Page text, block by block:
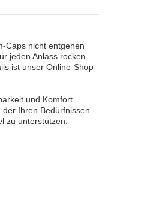
Caps nicht entgehen
jeden Anlass rocken
ist unser Online-Shop
und Komfort
Ihren Bedürfnissen
zu unterstützen.